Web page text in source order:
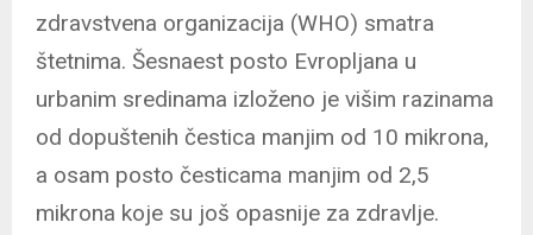
zdravstvena organizacija (WHO) smatra
štetnima. Šesnaest posto Evropljana u
urbanim sredinama izloženo je višim razinama
od dopuštenih čestica manjim od 10 mikrona,
a osam posto česticama manjim od 2,5
mikrona koje su još opasnije za zdravlje.